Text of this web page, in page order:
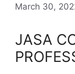
March 30,
JASA